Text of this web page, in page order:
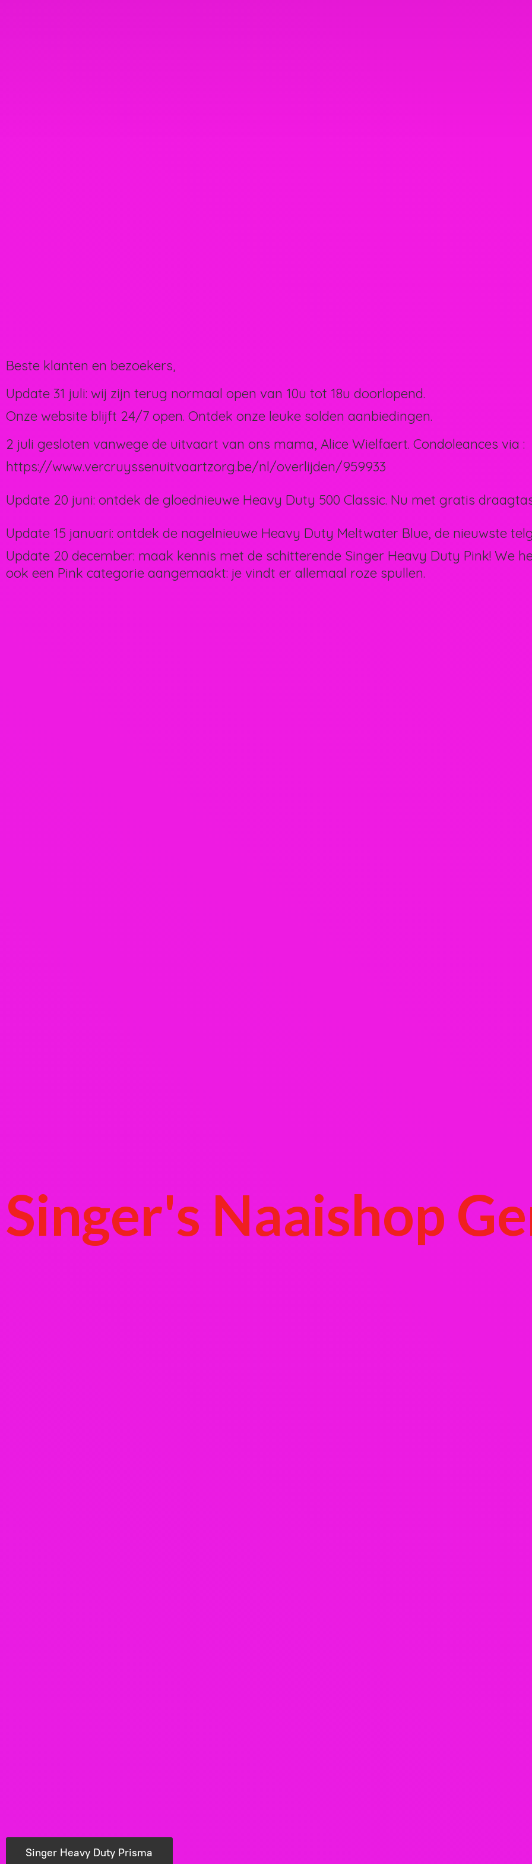
Singer's Naaishop
Beste klanten en bezoekers,
Update 31 juli: wij zijn terug normaal open van 10u tot 18u doorlopend.
Onze website blijft 24/7 open. Ontdek onze leuke solden aanbiedingen.
2 juli gesloten vanwege de uitvaart van ons mama, Alice Wielfaert. Condoleances via :
https://www.vercruyssenuitvaartzorg.be/nl/overlijden/959933
Update 20 juni: ontdek de gloednieuwe Heavy Duty 500 Classic. Nu met gratis
Update 15 januari: ontdek de nagelnieuwe Heavy Duty Meltwater Blue, de nieuwste
Update 20 december: maak kennis met de schitterende Singer Heavy Duty Pink! We
ook een Pink categorie aangemaakt: je vindt er allemaal roze spullen.
Singer Heavy Duty Prisma